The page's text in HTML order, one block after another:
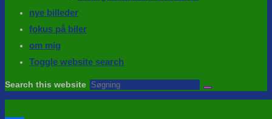
nye billeder
fokus på biler
om mig
Toggle website search
Search this website